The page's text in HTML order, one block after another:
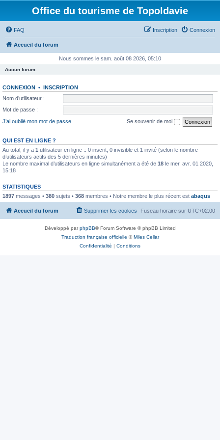
Office du tourisme de Topoldavie
FAQ Connexion
Inscription
Accueil du forum
Nous sommes le sam. août 08 2026, 05:10
Aucun forum.
CONNEXION • INSCRIPTION
Nom d’utilisateur :
Mot de passe :
J’ai oublié mon mot de passe
Se souvenir de moi
QUI EST EN LIGNE ?
Au total, il y a 1 utilisateur en ligne :: 0 inscrit, 0 invisible et 1 invité (selon le nombre
d’utilisateurs actifs des 5 dernières minutes)
Le nombre maximal d’utilisateurs en ligne simultanément a été de 18 le mer. avr. 01 2020,
15:18
STATISTIQUES
1897 messages • 380 sujets • 368 membres • Notre membre le plus récent est abaqus
Accueil du forum Fuseau horaire sur UTC+02:00
Supprimer les cookies
Développé parphpBB® Forum Software © phpBB Limited
Traduction française officielle ©Miles Cellar
Confidentialité | Conditions